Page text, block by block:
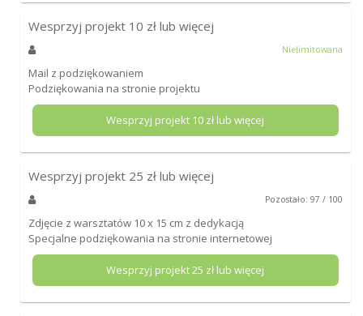
Wesprzyj projekt 10 zł lub więcej
Nielimitowana
Mail z podziękowaniem
Podziękowania na stronie projektu
Wesprzyj projekt 10 zł lub więcej
Wesprzyj projekt 25 zł lub więcej
Pozostało: 97 / 100
Zdjęcie z warsztatów 10 x 15 cm z dedykacją
Specjalne podziękowania na stronie internetowej
Wesprzyj projekt25 zł lub więcej